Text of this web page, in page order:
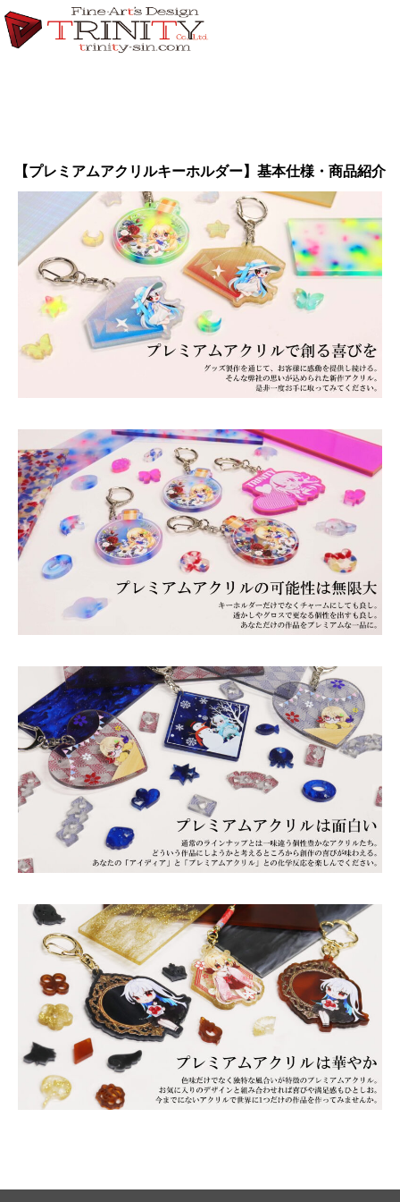
【プレミアムアクリルキーホルダー】基本仕様・商品紹介